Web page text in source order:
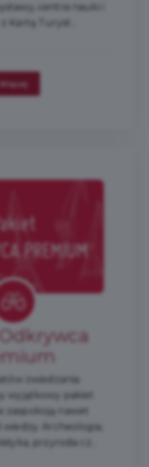
centra nauki i
Kartą Turyst...
Więcej
zwiedzania
wyjątkowy pakiet
zaspokoją nawet
wiedzy. Archeologia,
przyroda cz...